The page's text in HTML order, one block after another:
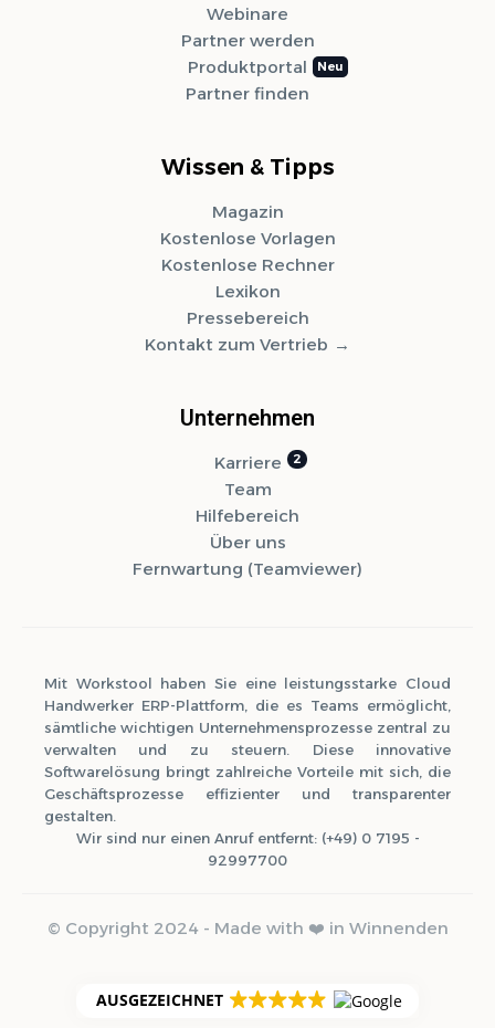
Webinare
Partner werden
Produktportal
Partner finden
Wissen & Tipps
Magazin
Kostenlose Vorlagen
Kostenlose Rechner
Lexikon
Pressebereich
Kontakt zum Vertrieb
Unternehmen
Karriere
Team
Hilfebereich
Über uns
Fernwartung (Teamviewer)
Mit Workstool haben Sie eine leistungsstarke Cloud
Handwerker ERP-Plattform, die es Teams ermöglicht,
sämtliche wichtigen Unternehmensprozesse zentral zu
verwalten und zu steuern. Diese innovative
Softwarelösung bringt zahlreiche Vorteile mit sich, die
Geschäftsprozesse effizienter und transparenter
gestalten.
Wir sind nur einen Anruf entfernt: (+49) 0 7195 -
92997700
© Copyright 2024 - Made with ❤️ in Winnenden
AUSGEZEICHNET
Barrierefreiheits-Tools